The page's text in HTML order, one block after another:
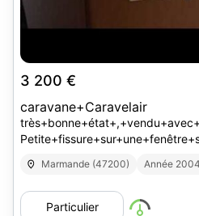
3 200 €
caravane+Caravelair
Marmande (47200) Année 2004
Particulier